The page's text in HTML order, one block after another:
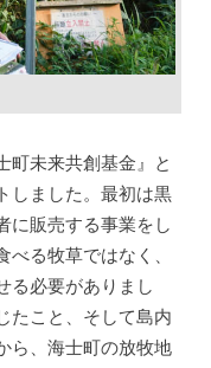
町未来共創基金』と
しました。最初は黒
に販売する事業をし
る牧草ではなく、
る必要がありまし
たこと、そして島内
ら、海士町の放牧地